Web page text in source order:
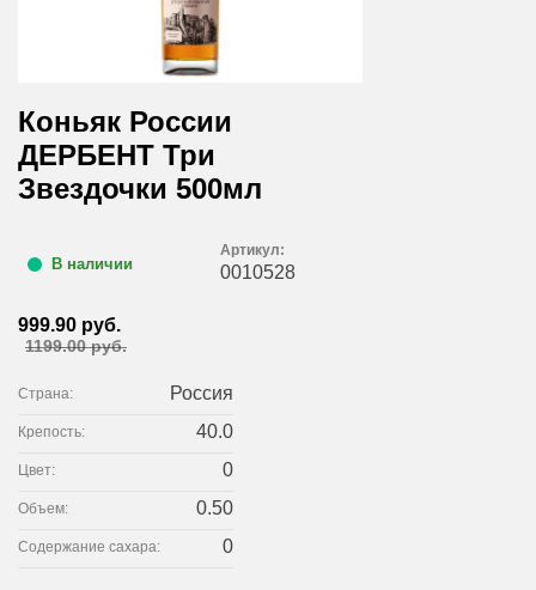
Коньяк России
ДЕРБЕНТ Три
Звездочки 500мл
В наличии
Артикул:
0010528
999.90 руб.
1199.00 руб.
Страна: Россия
Крепость: 40.0
Цвет: 0
Объем: 0.50
Содержание сахара: 0